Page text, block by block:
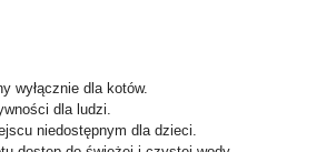
wyłącznie dla kotów.
dla ludzi.
niedostępnym dla dzieci.